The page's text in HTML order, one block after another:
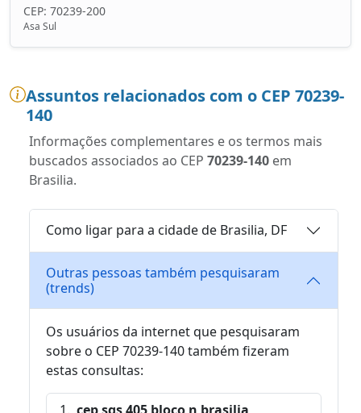
CEP: 70239-200
Asa Sul
Assuntos relacionados com o CEP 70239-
140
Informações complementares e os termos mais
buscados associados ao CEP 70239-140 em
Brasilia.
Como ligar para a cidade de Brasilia, DF
Outras pessoas também pesquisaram
(trends)
Os usuários da internet que pesquisaram
sobre o CEP 70239-140 também fizeram
estas consultas: